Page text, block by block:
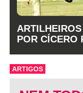
POR CÍCERO
ARTIGOS